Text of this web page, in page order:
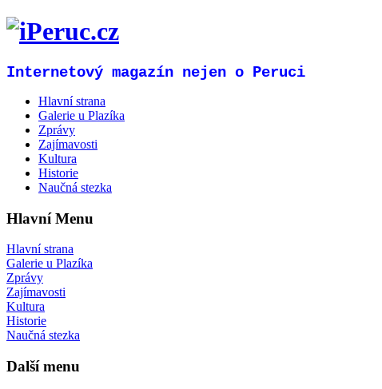
Internetový magazín nejen o Peruci
Hlavní strana
Galerie u Plazíka
Zprávy
Zajímavosti
Kultura
Historie
Naučná stezka
Hlavní Menu
Hlavní strana
Galerie u Plazíka
Zprávy
Zajímavosti
Kultura
Historie
Naučná stezka
Další menu